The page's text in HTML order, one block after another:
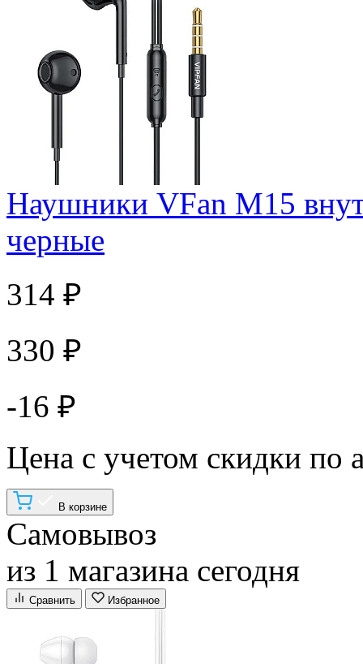
Наушники VFan M15
черные
314 ₽
330 ₽
-16 ₽
Цена с учетом скидки по
В корзине
Самовывоз
из 1 магазина сегодня
Сравнить Избранное